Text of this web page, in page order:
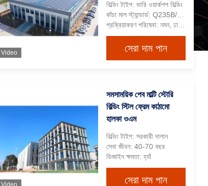
Video
বিল্ডিং টাইপ: ভারি ওয়ার্কশপ বিল্ডিং
সেরা দাম পান
Video
সমসাময়িক পেব মাল্টি স্টোরি
বিল্ডিং স্টিল ফ্রেম কাঠামো
হালকা ওএম
বিল্ডিং টাইপ: সরকারী দালান
সেবা জীবন: 40-70 বছর
ডিজাইন ক্ষমতা: হ্যাঁ
সেরা দাম পান